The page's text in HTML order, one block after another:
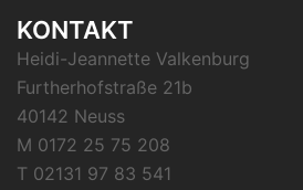
KONTAKT
Heidi-Jeannette Valkenburg
Furtherhofstraße 21b
40142 Neuss
M 0172 25 75 208
T 02131 97 83 541